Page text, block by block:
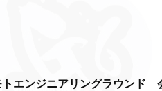
トエンジニアリングラウンド